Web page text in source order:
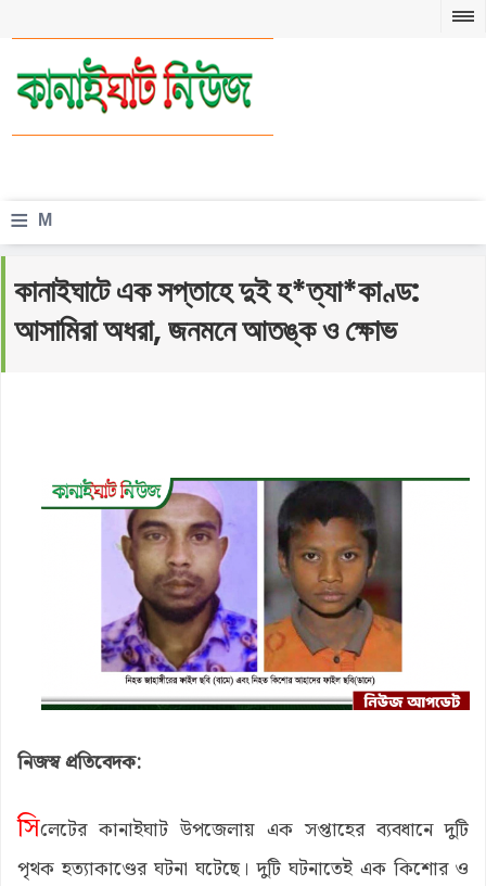
≡ M
n
u
কানাইঘাটে এক সপ্তাহে দুই হ*ত্যা*কাণ্ড:
আসামিরা অধরা, জনমনে আতঙ্ক ও ক্ষোভ
নিজস্ব প্রতিবেদক:
সিলেটের কানাইঘাট উপজেলায় এক সপ্তাহের ব্যবধানে দুটি
পৃথক হত্যাকাণ্ডের ঘটনা ঘটেছে। দুটি ঘটনাতেই এক কিশোর ও